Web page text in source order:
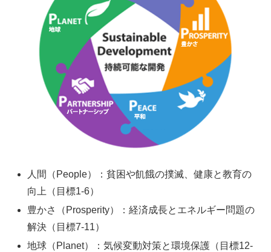
人間（People）：貧困や飢餓の撲滅、健康と教育の
向上（目標1-6）
豊かさ（Prosperity）：経済成長とエネルギー問題の
解決（目標7-11）
地球（Planet）：気候変動対策と環境保護（目標12-